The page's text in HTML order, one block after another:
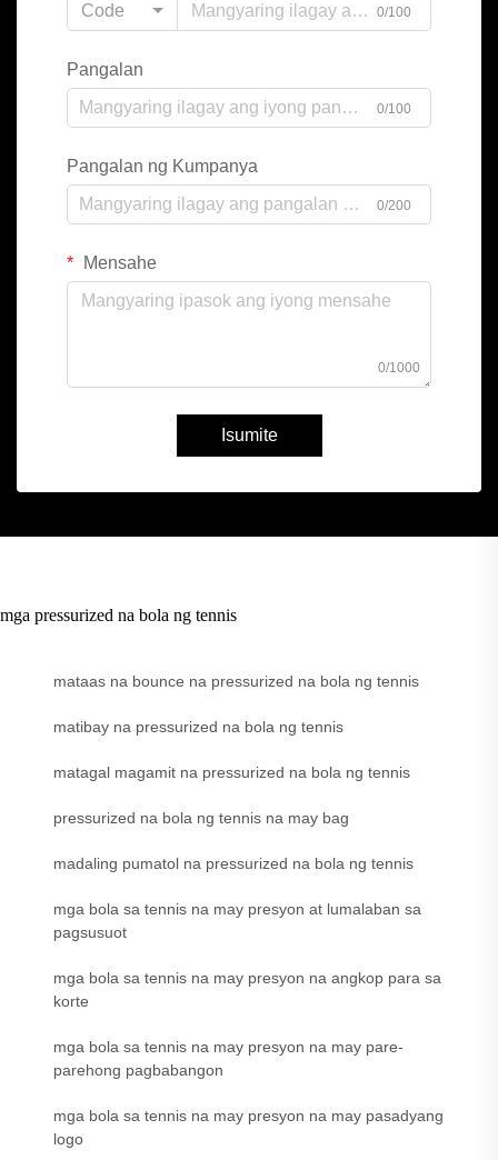
Code
0/100
Pangalan
0/100
Pangalan ng Kumpanya
0/200
Mensahe
0/1000
Isumite
mga pressurized na bola ng tennis
mataas na bounce na pressurized na bola ng tennis
matibay na pressurized na bola ng tennis
matagal magamit na pressurized na bola ng tennis
pressurized na bola ng tennis na may bag
madaling pumatol na pressurized na bola ng tennis
mga bola sa tennis na may presyon at lumalaban sa
pagsusuot
mga bola sa tennis na may presyon na angkop para sa
korte
mga bola sa tennis na may presyon na may pare-
parehong pagbabangon
mga bola sa tennis na may presyon na may pasadyang
logo